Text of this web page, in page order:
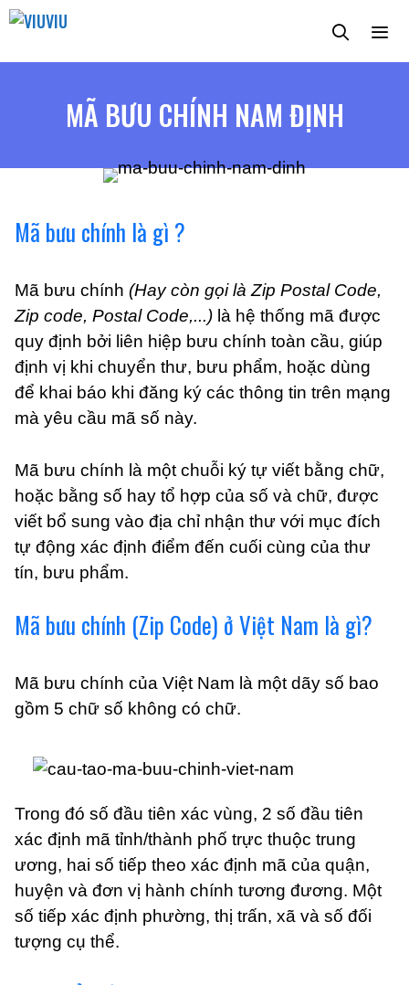
Chuyển
nội
MÃ BƯU CHÍNH NAM ĐỊNH
Mã bưu chính là gì ?
Mã bưu chính (Hay còn gọi là Zip Postal Code,
Zip code, Postal Code,...) là hệ thống mã được
quy định bởi liên hiệp bưu chính toàn cầu, giúp
định vị khi chuyển thư, bưu phẩm, hoặc dùng
để khai báo khi đăng ký các thông tin trên mạng
mà yêu cầu mã số này.
Mã bưu chính là một chuỗi ký tự viết bằng chữ,
hoặc bằng số hay tổ hợp của số và chữ, được
viết bổ sung vào địa chỉ nhận thư với mục đích
tự động xác định điểm đến cuối cùng của thư
tín, bưu phẩm.
Mã bưu chính (Zip Code) ở Việt Nam là gì?
Mã bưu chính của Việt Nam là một dãy số bao
gồm 5 chữ số không có chữ.
Trong đó số đầu tiên xác vùng, 2 số đầu tiên
xác định mã tỉnh/thành phố trực thuộc trung
ương, hai số tiếp theo xác định mã của quận,
huyện và đơn vị hành chính tương đương. Một
số tiếp xác định phường, thị trấn, xã và số đối
tượng cụ thể.